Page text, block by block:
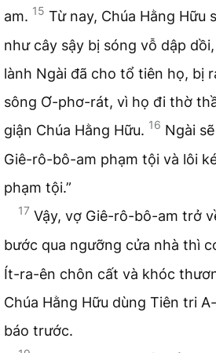
am. 15 Từ nay, Chúa Hằng Hữu
như cây sậy bị sóng vỗ dập
lành Ngài đã cho tổ tiên họ, bị
sông Ơ-phơ-rát, vì họ đi thờ
giận Chúa Hằng Hữu. 16 Ngài
Giê-rô-bô-am phạm tội và lôi
phạm tội.”
17 Vậy, vợ Giê-rô-bô-am trở
bước qua ngưỡng cửa nhà thì
Ít-ra-ên chôn cất và khóc
Chúa Hằng Hữu dùng Tiên tri
báo trước.